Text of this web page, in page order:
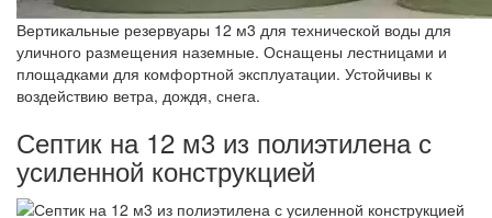
Вертикальные резервуары 12 м3 для технической воды для
уличного размещения наземные. Оснащены лестницами и
площадками для комфортной эксплуатации. Устойчивы к
воздействию ветра, дождя, снега.
Септик на 12 м3 из полиэтилена с
усиленной конструкцией